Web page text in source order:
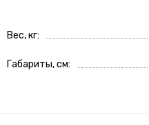
Вес, кг
Габариты, см